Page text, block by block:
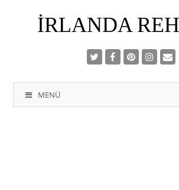
İRLANDA
MENÜ